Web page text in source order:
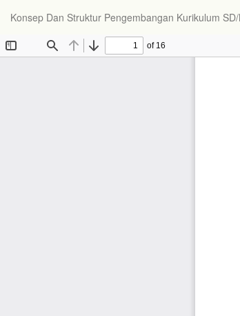
Konsep Dan Struktur Pengembangan Kurikulum